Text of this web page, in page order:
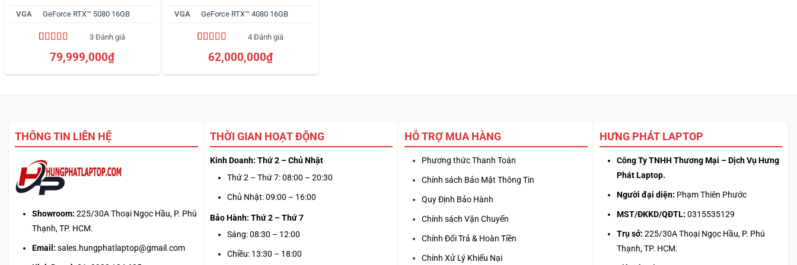
VGA
GeForce RTX™ 5080 16GB
5.00trên 5
dựa trên
3 Đánh giá
79,999,000₫
VGA
GeForce RTX™ 4080 16GB
4.75 trên 5
dựa trên
4 Đánh giá
62,000,000₫
THÔNG TIN LIÊN HỆ
Showroom: 225/30A Thoại Ngọc Hầu, P. Phú
Thạnh, TP. HCM.
Email: sales.hungphatlaptop@gmail.com
THỜI GIAN HOẠT ĐỘNG
Kinh Doanh: Thứ 2 – Chủ Nhật
Thứ 2 – Thứ 7: 08:00 – 20:30
Chủ Nhật: 09:00 – 16:00
Bảo Hành: Thứ 2 – Thứ 7
Sáng: 08:30 – 12:00
Chiều: 13:30 – 18:00
HỖ TRỢ MUA HÀNG
Phương thức Thanh Toán
Chính sách Bảo Mật Thông Tin
Quy Định Bảo Hành
Chính sách Vận Chuyển
Chính Đổi Trả & Hoàn Tiền
Chính Xử Lý Khiếu Nại
HƯNG PHÁT LAPTOP
Công Ty TNHH Thương Mại – Dịch Vụ Hưng
Phát Laptop.
Người đại diện: Phạm Thiên Phước
MST/ĐKKD/QĐTL: 0315535129
Trụ sở: 225/30A Thoại Ngọc Hầu, P. Phú
Thạnh, TP. HCM.